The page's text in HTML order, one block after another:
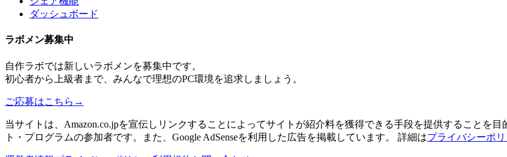
ダッシュボード
ラボメン募集中
自作ラボでは新しいラボメンを募集中です。
初心者から上級者まで、みんなで理想のPC環境を追求しましょう。
ご応募はこちら →
当サイトは、Amazon.co.jpを宣伝しリンクすることによってサイトが紹介料を獲得できる手段を提供することを
ト・プログラムの参加者です。また、Google AdSenseを利用した広告を掲載しています。 詳細はプライバシーポ